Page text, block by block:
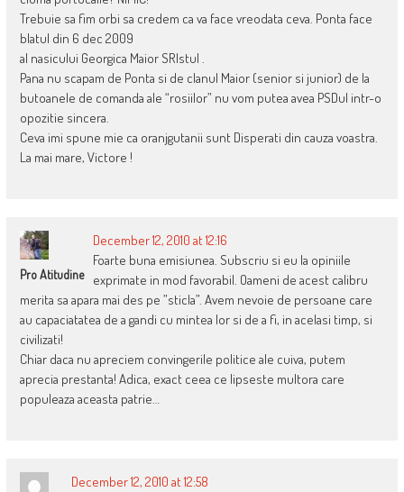
Trebuie sa fim orbi sa credem ca va face vreodata ceva. Ponta face
blatul din 6 dec 2009
al nasicului Georgica Maior SRIstul .
Pana nu scapam de Ponta si de clanul Maior (senior si junior) de la
butoanele de comanda ale “rosiilor” nu vom putea avea PSDul intr-o
opozitie sincera.
Ceva imi spune mie ca oranjgutanii sunt Disperati din cauza voastra.
La mai mare, Victore !
Pro Atitudine
December 12, 2010 at 12:16
Foarte buna emisiunea. Subscriu si eu la opiniile
exprimate in mod favorabil. Oameni de acest calibru
merita sa apara mai des pe ”sticla”. Avem nevoie de persoane care
au capaciatatea de a gandi cu mintea lor si de a fi, in acelasi timp, si
civilizati!
Chiar daca nu apreciem convingerile politice ale cuiva, putem
aprecia prestanta! Adica, exact ceea ce lipseste multora care
populeaza aceasta patrie…
December 12, 2010 at 12:58